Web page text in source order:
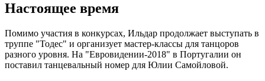
Настоящее время
Помимо участия в конкурсах, Ильдар продолжает выступать в
труппе "Тодес" и организует мастер-классы для танцоров
разного уровня. На "Евровидении-2018" в Португалии он
поставил танцевальный номер для Юлии Самойловой.